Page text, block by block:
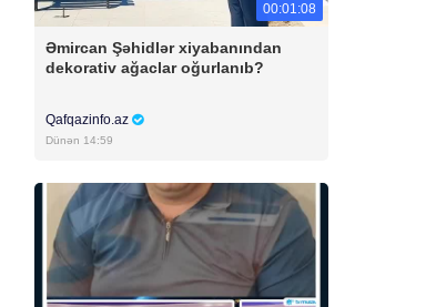
00:01:08
Əmircan Şəhidlər xiyabanından
dekorativ ağaclar oğurlanıb?
Qafqazinfo.az
Dünən 14:59